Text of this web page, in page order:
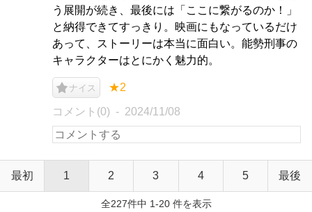
う展開が続き、最後には「ここに繋がるのか！」
と納得できてすっきり。映画にもなっているだけ
あって、ストーリーは本当に面白い。能勢刑事の
キャラクターはとにかく魅力的。
ナイス ★2
コメント(0) 2024/11/08
最初 1 2 3 4 5 最後
全227件中 1-20 件を表示